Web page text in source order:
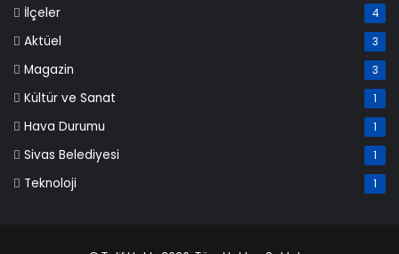
İlçeler 4
Aktüel 3
Magazin 3
Kültür ve Sanat 1
Hava Durumu 1
Sivas Belediyesi 1
Teknoloji 1